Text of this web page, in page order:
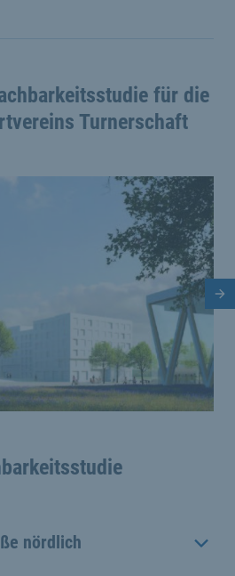
für die
Turnerschaft
in einem Slider. Mit den
nördlich